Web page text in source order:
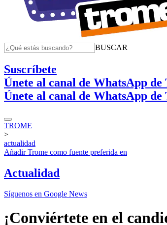
BUSCAR
Suscríbete
Únete al canal de WhatsApp
Únete al canal de WhatsApp
TROME
>
actualidad
AñadirTrome como fuente preferida en
Actualidad
Síguenos en Google News
¡Conviértete en el